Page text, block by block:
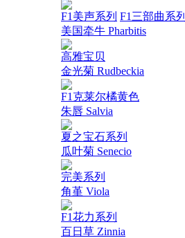
F1美声系列 F1三部曲系列
美国牵牛 Pharbitis
高雅宝贝
金光菊 Rudbeckia
F1克莱尔橘黄色
朱唇 Salvia
夏之宝石系列
瓜叶菊 Senecio
完美系列
角堇 Viola
F1花力系列
百日草 Zinnia